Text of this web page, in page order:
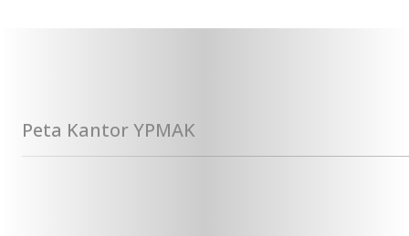
Peta Kantor YPMAK